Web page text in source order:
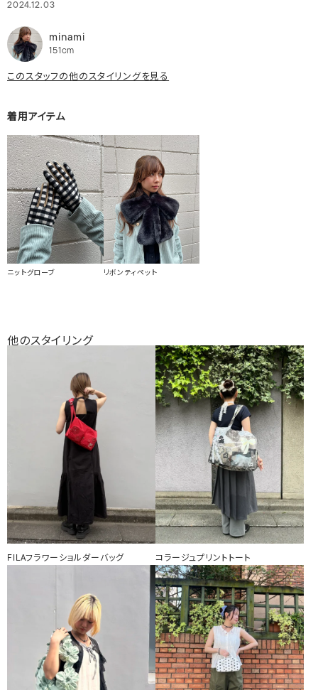
2024.12.03
minami
151cm
このスタッフの他のスタイリングを見る
着用アイテム
ニットグローブ リボンティペット
他のスタイリング
FILAフラワーショルダーバッグ コラージュプリントトート